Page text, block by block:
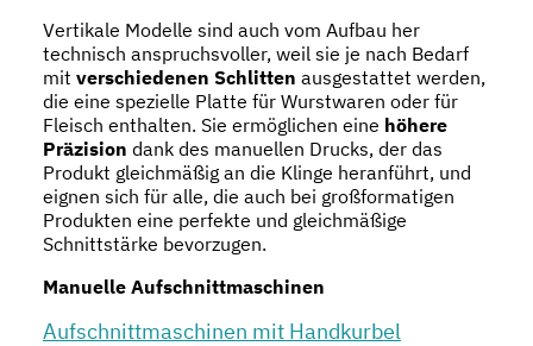
Vertikale Modelle sind auch vom Aufbau her
technisch anspruchsvoller, weil sie je nach Bedarf
mit verschiedenen Schlitten ausgestattet werden,
die eine spezielle Platte für Wurstwaren oder für
Fleisch enthalten. Sie ermöglichen eine höhere
Präzision dank des manuellen Drucks, der das
Produkt gleichmäßig an die Klinge heranführt, und
eignen sich für alle, die auch bei großformatigen
Produkten eine perfekte und gleichmäßige
Schnittstärke bevorzugen.
Manuelle Aufschnittmaschinen
Aufschnittmaschinen mit Handkurbel